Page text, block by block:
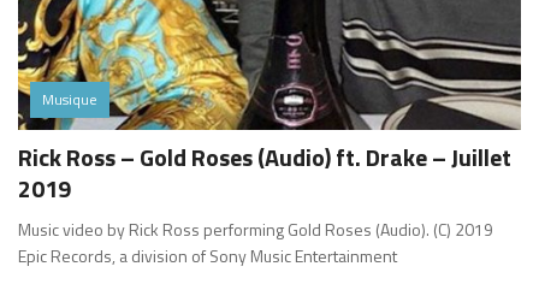
Musique
Rick Ross – Gold Roses (Audio) ft. Drake – Juillet
2019
Music video by Rick Ross performing Gold Roses (Audio). (C) 2019
Epic Records, a division of Sony Music Entertainment